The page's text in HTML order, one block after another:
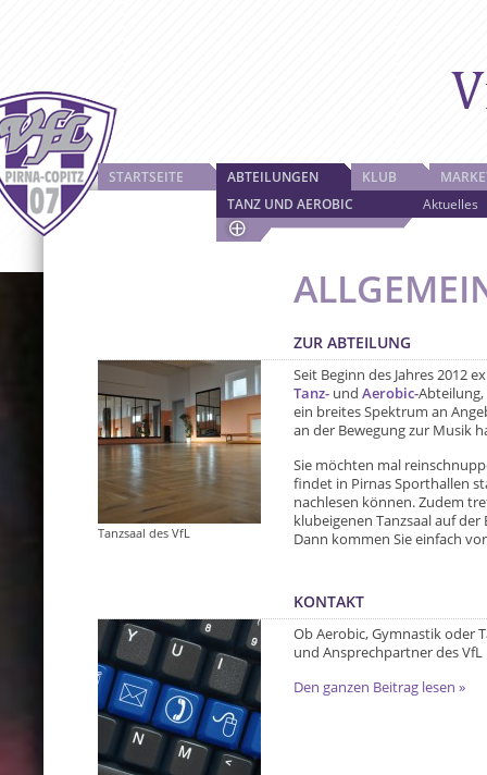
STARTSEITE
ABTEILUNGEN
TANZ UND AEROBIC
Aktuelles
KLUB
ZUR ABTEILUNG
Seit Beginn des Jahres 2012
Tanz- und Aerobic-
ein breites Spektrum an
an der Bewegung zur Musik
Sie möchten mal
findet in Pirnas Sporthallen
nachlesen können. Zudem
klubeigenen Tanzsaal auf der
Dann kommen Sie einfach
Tanzsaal des VfL
KONTAKT
Ob Aerobic, Gymnastik oder
und Ansprechpartner des
Den ganzen Beitrag lesen »